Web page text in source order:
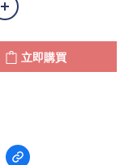
立即購買